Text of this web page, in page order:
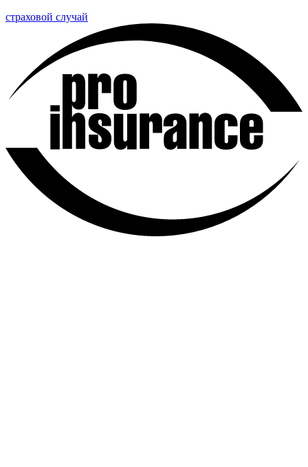
страховой случай